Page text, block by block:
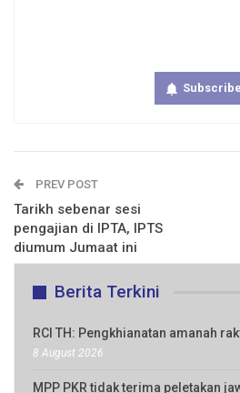
Subscribe
PREV POST
Tarikh sebenar sesi
pengajian di IPTA, IPTS
diumum Jumaat ini
Berita Terkini
RCI TH: Pengkhianatan amanah
8 August 2026
MPP PKR tidak terima peletakan